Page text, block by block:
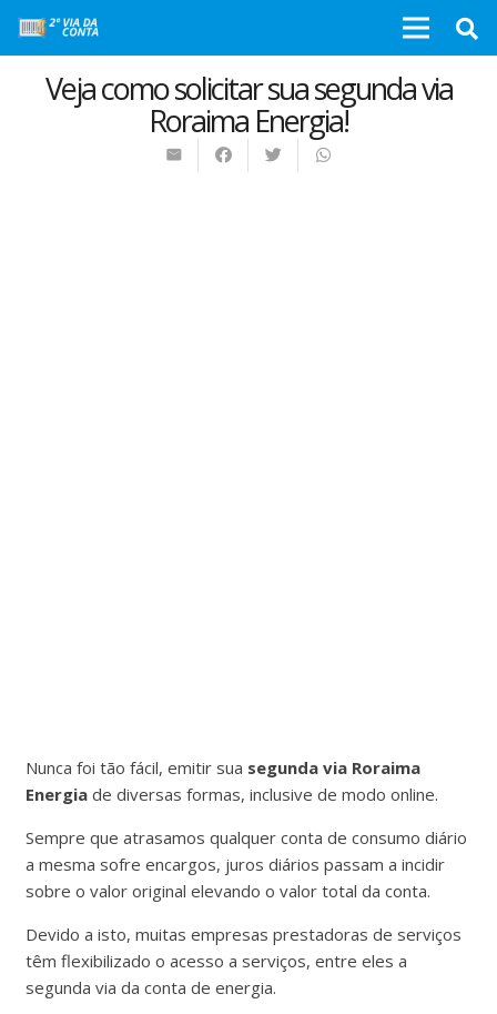
Veja como solicitar sua segunda via
Roraima Energia!
Nunca foi tão fácil, emitir sua segunda via Roraima
Energiade diversas formas, inclusive de modo online.
Sempre que atrasamos qualquer conta de consumo diário
a mesma sofre encargos, juros diários passam a incidir
sobre o valor original elevando o valor total da conta.
Devido a isto, muitas empresas prestadoras de serviços
têm flexibilizado o acesso a serviços, entre eles a
segunda via da conta de energia.